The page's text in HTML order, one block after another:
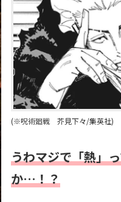
(※呪術廻戦 芥見下々/集英社)
うわマジで「熱」
か…！？